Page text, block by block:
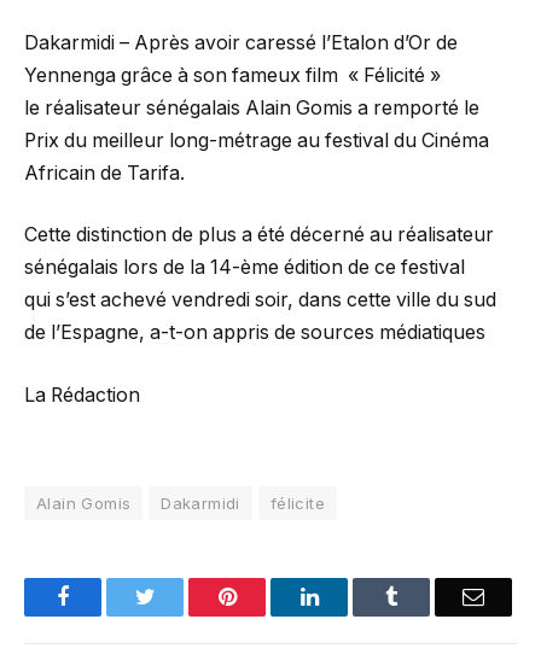
Dakarmidi – Après avoir caressé l’Etalon d’Or de
Yennenga grâce à son fameux film « Félicité »
le réalisateur sénégalais Alain Gomis a remporté le
Prix du meilleur long-métrage au festival du Cinéma
Africain de Tarifa.
Cette distinction de plus a été décerné au réalisateur
sénégalais lors de la 14-ème édition de ce festival
qui s’est achevé vendredi soir, dans cette ville du sud
de l’Espagne, a-t-on appris de sources médiatiques
La Rédaction
Alain Gomis Dakarmidi félicite
FacebookTwitter Pinterest LinkedInTumblr Email